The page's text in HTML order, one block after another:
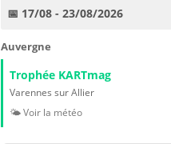
📅 17/08 - 23/08/2026
Auvergne
Trophée KARTmag
Varennes sur Allier
🌤️ Voir la météo